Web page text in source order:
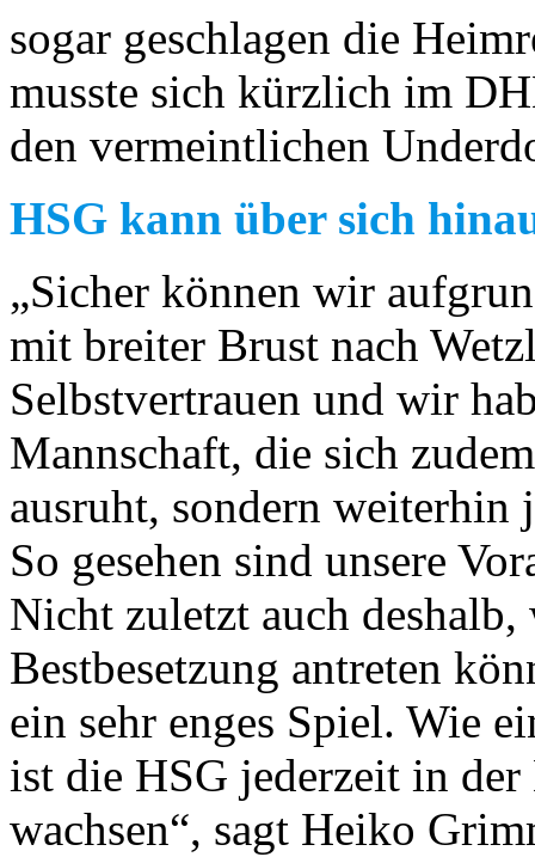
sogar geschlagen die
musste sich kürzlich im
den vermeintlichen
HSG kann über sich
„Sicher können wir
mit breiter Brust nach
Selbstvertrauen und wir
Mannschaft, die sich
ausruht, sondern weiterhin
So gesehen sind unsere
Nicht zuletzt auch
Bestbesetzung antreten
ein sehr enges Spiel. Wie
ist die HSG jederzeit in
wachsen“, sagt Heiko